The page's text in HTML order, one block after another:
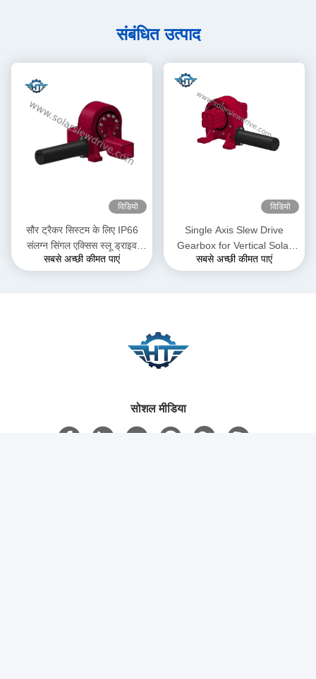
संबंधित उत्पाद
विडियो
सौर ट्रैकर सिस्टम के लिए IP66
संलग्न सिंगल एक्सिस स्लू ड्राइव
गियरबॉक्स
सबसे अच्छी कीमत पाएं
विडियो
Single Axis Slew Drive
Gearbox for Vertical Solar
Tracking System
सबसे अच्छी कीमत पाएं
सोशल मीडिया